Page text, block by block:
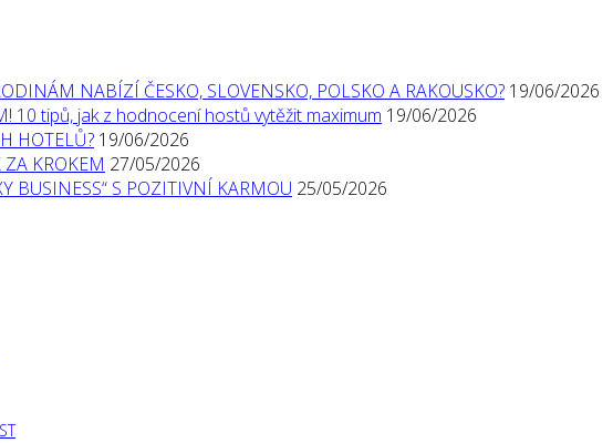
NABÍZÍ ČESKO, SLOVENSKO, POLSKO A RAKOUSKO? 19/06/2026
10 tipů, jak z hodnocení hostů vytěžit maximum 19/06/2026
HOTELŮ? 19/06/2026
ZA KROKEM 27/05/2026
BUSINESS“ S POZITIVNÍ KARMOU 25/05/2026